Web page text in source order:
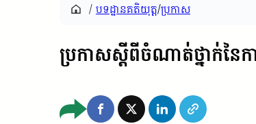
/ បទដ្ឋាន​គតិយុត្ត/ប្រកាស
ប្រកាសស្តីពីចំណាត់ថ្នាក់នៃក